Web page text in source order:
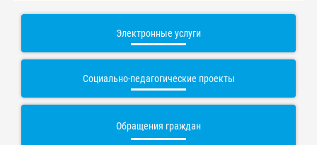
Электронные услуги
Социально-педагогические проекты
Обращения граждан